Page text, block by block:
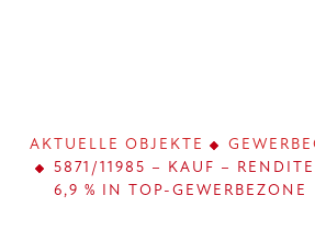
AKTUELLE OBJEKTE
5871/11985 – KAUF –
6,9 % IN TOP-GEWERBEZONE